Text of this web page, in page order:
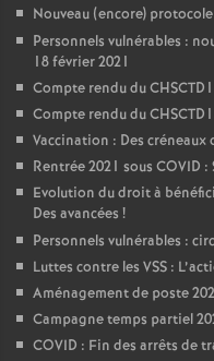
Nouveau (encore)
Personnels vulnérables :
18 février 2021
Compte rendu du
Compte rendu du
Vaccination : Des créneaux
Rentrée 2021 sous COVID
Evolution du droit à
Des avancées !
Personnels vulnérables :
Luttes contre les VSS :
Aménagement de poste
Campagne temps partiel
COVID : Fin des arrêts de